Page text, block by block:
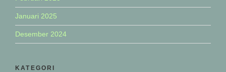
Januari 2025
Desember 2024
KATEGORI